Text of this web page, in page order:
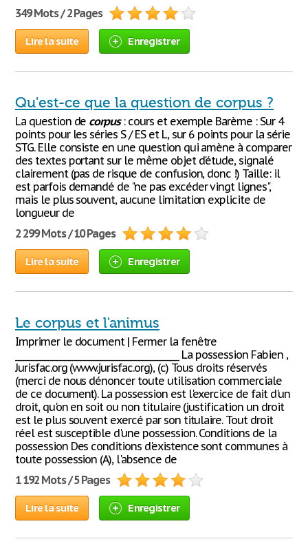
349 Mots / 2 Pages
Lire la suite Enregistrer
Qu'est-ce que la question de corpus ?
La question de corpus: cours et exemple Barème : Sur 4
points pour les séries S / ES et L, sur 6 points pour la série
STG. Elle consiste en une question qui amène à comparer
des textes portant sur le même objet d'étude, signalé
clairement (pas de risque de confusion, donc !) Taille: il
est parfois demandé de "ne pas excéder vingt lignes",
mais le plus souvent, aucune limitation explicite de
longueur de
2 299 Mots / 10 Pages
Lire la suite Enregistrer
Le corpus et l'animus
Imprimer le document | Fermer la fenêtre
________________________________________ La possession Fabien ,
Jurisfac.org (www.jurisfac.org), (c) Tous droits réservés
(merci de nous dénoncer toute utilisation commerciale
de ce document). La possession est l'exercice de fait d'un
droit, qu'on en soit ou non titulaire (justification un droit
est le plus souvent exercé par son titulaire. Tout droit
réel est susceptible d'une possession. Conditions de la
possession Des conditions d'existence sont communes à
toute possession (A), l'absence de
1 192 Mots / 5 Pages
Lire la suite Enregistrer